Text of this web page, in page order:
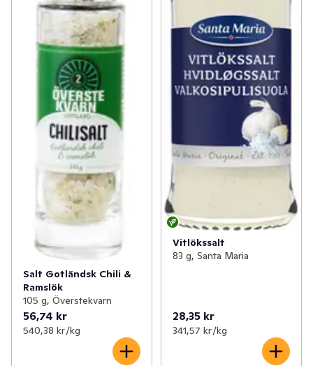
Salt Gotländsk Chili &
Ramslök
105 g, Överstekvarn
56,74 kr
540,38 kr /kg
Vitlökssalt
83 g, Santa Maria
28,35 kr
341,57 kr /kg